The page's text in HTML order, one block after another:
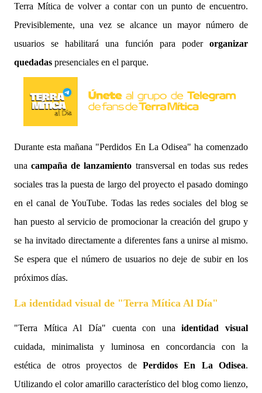
Terra Mítica de volver a contar con un punto de encuentro.
Previsiblemente, una vez se alcance un mayor número de
usuarios se habilitará una función para poder organizar
quedadas presenciales en el parque.
Durante esta mañana "Perdidos En La Odisea" ha comenzado
unacampaña de lanzamiento transversal en todas sus redes
sociales tras la puesta de largo del proyecto el pasado domingo
en el canal de YouTube. Todas las redes sociales del blog se
han puesto al servicio de promocionar la creación del grupo y
se ha invitado directamente a diferentes fans a unirse al mismo.
Se espera que el número de usuarios no deje de subir en los
próximos días.
La identidad visual de "Terra Mítica Al Día"
"Terra Mítica Al Día" cuenta con unaidentidad visual
cuidada, minimalista y luminosa en concordancia con la
estética de otros proyectos de Perdidos En La Odisea.
Utilizando el color amarillo característico del blog como lienzo,